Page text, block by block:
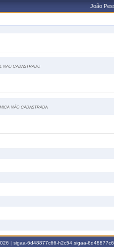
João
não cadastrado
não cadastrada
| sigaa-6d48877c66-h2c54.sigaa-